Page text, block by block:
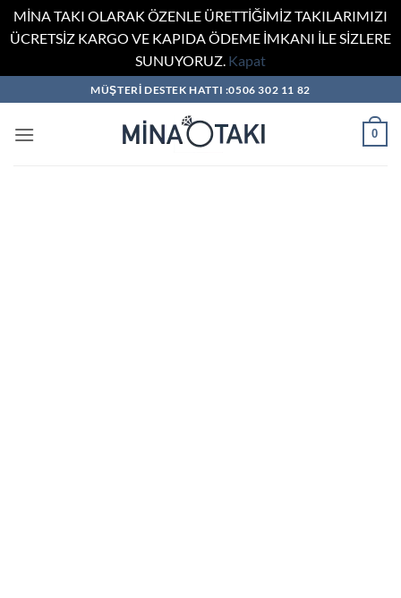
MİNA TAKI OLARAK ÖZENLE ÜRETTİĞİMİZ TAKILARIMIZI
ÜCRETSİZ KARGO VE KAPIDA ÖDEME İMKANI İLE SİZLERE
SUNUYORUZ. Kapat
atla
MÜŞTERİ DESTEK HATTI :0506 302 11 82
0